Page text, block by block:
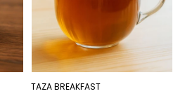
TAZA BREAKFAST